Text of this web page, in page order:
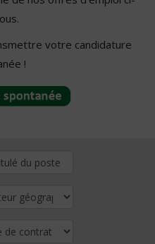
votre candidature
!